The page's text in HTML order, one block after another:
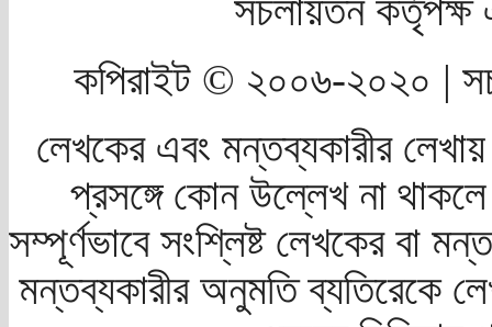
সচলায়তন
কপিরাইট © ২০০৬-২০২০ |
লেখকের এবং মন্তব্যকারীর
প্রসঙ্গে কোন উল্লেখ না
সম্পূর্ণভাবে সংশ্লিষ্ট লেখকের বা
মন্তব্যকারীর অনুমতি ব্যতিরেকে